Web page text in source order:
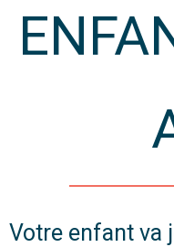
Votre enfant va